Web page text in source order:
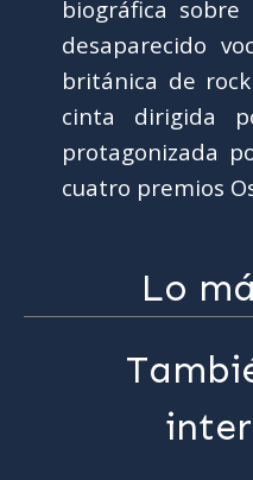
biográfica
desaparecido
británica de
cinta dirigida
protagonizada
cuatro premios
Lo